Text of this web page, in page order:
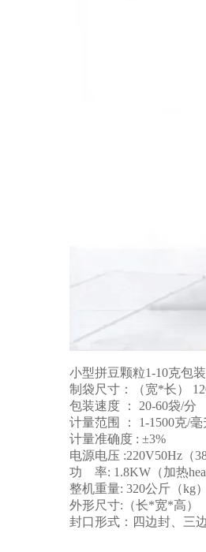
小型拼豆颗粒1-10克包
制袋尺寸：（宽*长）
包装速度 ： 20-60袋/分
计量范围 ： 1-1500克/毫
计量准确度 : ±3%
电源电压 :220V50Hz（
功 率: 1.8KW（加热
整机重量: 320公斤（kg
外形尺寸:（长*宽*高）
封口形式：四边封、三